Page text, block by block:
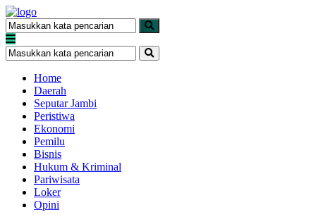
Home
Daerah
Seputar Jambi
Peristiwa
Ekonomi
Pemilu
Bisnis
Hukum & Kriminal
Pariwisata
Loker
Opini